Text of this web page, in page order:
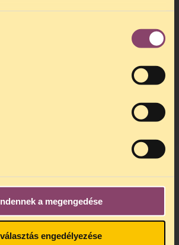
a megengedése
engedélyezése
jogsegélyünk július 27 és
15 óra között lesz